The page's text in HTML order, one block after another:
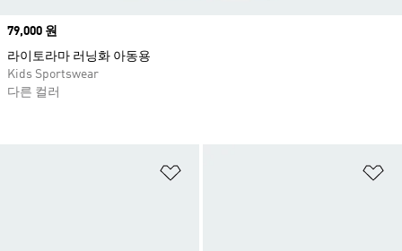
Price
79,000 원
라이토라마 러닝화 아동용
Kids Sportswear
다른 컬러